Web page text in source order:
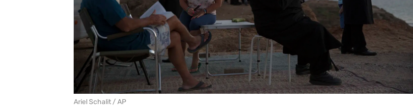
Ariel Schalit / AP